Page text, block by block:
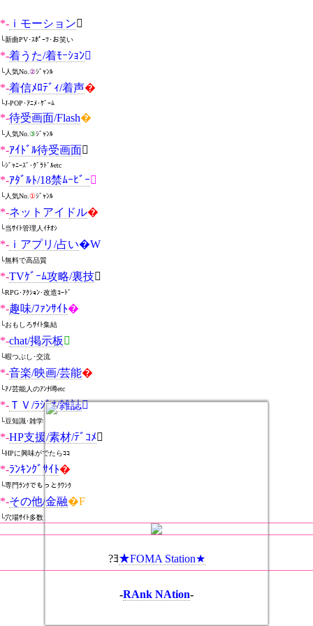
*- ｉモーション
└新曲PV･ｽﾎﾟｰﾂ･お笑い
*-着うた/着ﾓｰｼｮﾝ
└人気No. ②ｼﾞｬﾝﾙ
*-着信ﾒﾛﾃﾞｨ/着声�
└J-POP･ｱﾆﾒ･ｹﾞｰﾑ
*-待受画面/Flash�
└人気No. ③ｼﾞｬﾝﾙ
*-ｱｲﾄﾞﾙ待受画面
└ｼﾞｬﾆｰｽﾞ･ｸﾞﾗﾄﾞﾙetc
*-ｱﾀﾞﾙﾄ/18禁ﾑｰﾋﾞｰ
└人気No. ①ｼﾞｬﾝﾙ
*-ネットアイドル�
└当ｻｲﾄ管理人ｲﾁｵｼ
*- ｉアプリ/占い�W
└無料で高品質
*-TVｹﾞｰﾑ攻略/裏技
└RPG･ｱｸｼｮﾝ･改造ｺｰﾄﾞ
*-趣味/ﾌｧﾝｻｲﾄ�
└おもしろｻｲﾄ集結
*-chat/掲示板 
└暇つぶし･交流
*-音楽/映画/芸能�
└ｱﾉ芸能人のｱﾝﾅ噂etc
*- ＴＶ/ﾗｼﾞｵ/雑誌
└豆知識･雑学
*-HP支援/素材/ﾃﾞｺﾒ
└HPに興味がでたらｺｺ
*-ﾗﾝｷﾝｸﾞｻｲﾄ�
└専門ﾗﾝｸでもっとｸﾜｼｸ
*-その他/金融�F
└穴場ｻｲﾄ多数
?ﾖ★FOMA Station★
-RAnk NAtion-